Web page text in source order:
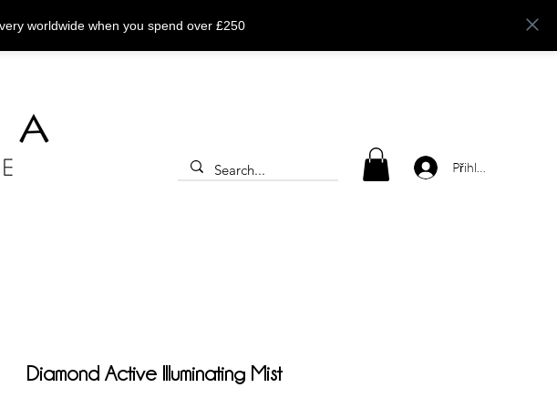
worldwide when you spend over £250
Přihlásit se
Diamond Active Illuminating Mist